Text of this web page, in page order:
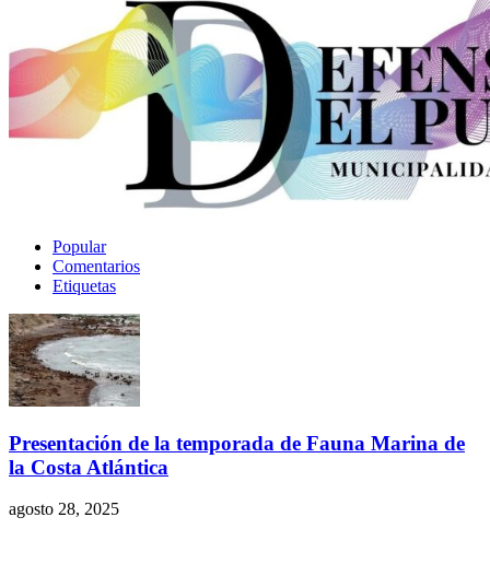
Popular
Comentarios
Etiquetas
Presentación de la temporada de Fauna Marina de
la Costa Atlántica
agosto 28, 2025